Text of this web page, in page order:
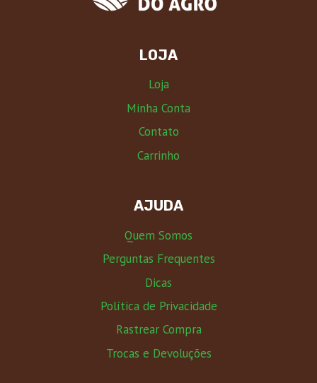
LOJA
Loja
Minha Conta
Contato
Carrinho
AJUDA
Quem Somos
Perguntas Frequentes
Dicas
Política de Privacidade
Rastrear Compra
Trocas e Devoluções